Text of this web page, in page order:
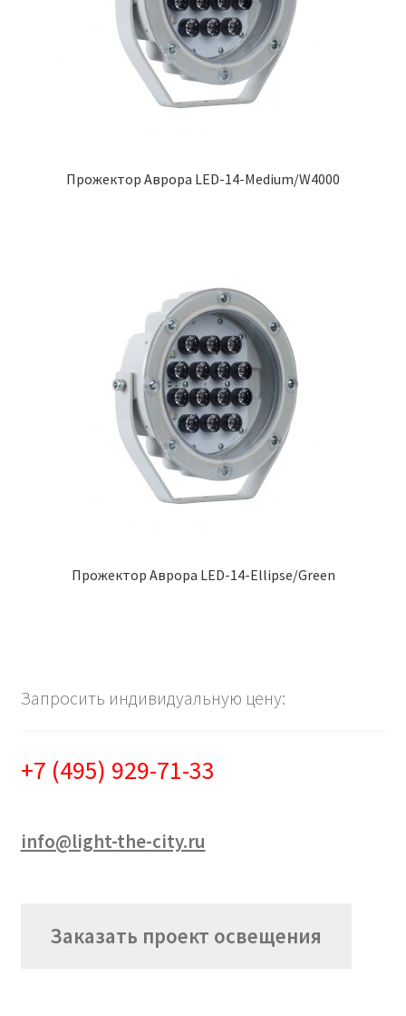
Прожектор Аврора LED-14-Medium/W4000
Прожектор Аврора LED-14-Ellipse/Green
Запросить индивидуальную цену:
+7 (495) 929-71-33
info@light-the-city.ru
Заказать проект освещения